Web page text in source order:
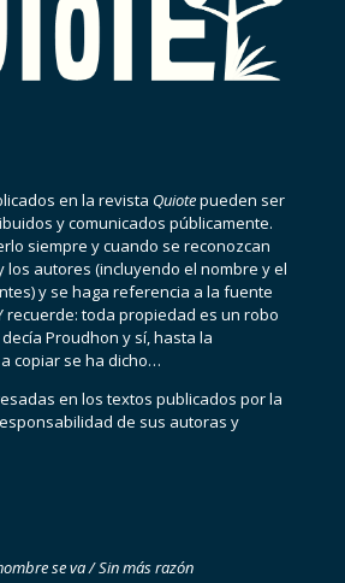
en la revista Quiotepueden ser
y comunicados públicamente.
siempre y cuando se reconozcan
los autores (incluyendo el nombre y el
y se haga referencia a la fuente
recuerde: toda propiedad es un robo
Proudhon y sí, hasta la
copiar se ha dicho…
en los textos publicados por la
de sus autoras y
se va /Sin más razón